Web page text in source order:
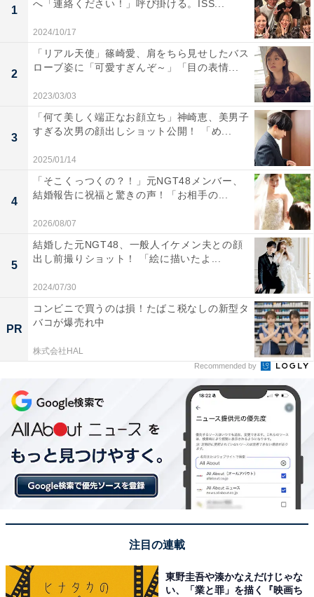
1
へ「連絡ください！」呼び掛ける。ISS...
2024/10/17
2
「リアル天使」篠崎愛、肩をちら見せしたバス
ローブ姿に「可愛すぎんぞ～」「目の表情...
2023/03/03
3
「何て美しく端正なお顔立ち」神崎恵、美男子
すぎる次男の顔出しショット公開！ 「め...
2025/01/14
4
「そこくっつくの？！」元NGT48メンバー、
結婚報告に祝福と驚きの声！「お相手の...
2026/08/07
5
結婚した元NGT48、一般人イケメン夫との顔
出し前撮りショット！ 「絵に描いたよ...
2024/07/30
PR
コンビニで買うのは損！たばこ税なしの新型タ
バコが爆売れ中
株式会社HAL
Recommended by
注目の連載
東野圭吾や湊かなえだけじゃな
い、「業と罪」を描く『映画ち